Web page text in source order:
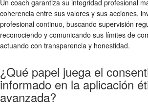
Un coach garantiza su integridad profesional
coherencia entre sus valores y sus acciones,
profesional continuo, buscando supervisión
reconociendo y comunicando sus límites de
actuando con transparencia y honestidad.
¿Qué papel juega el
informado en la aplicación
avanzada?